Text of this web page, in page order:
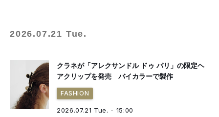
2026.07.21 Tue.
クラネが「アレクサンドル ドゥ パリ」の限定ヘ
アクリップを発売 バイカラーで製作
FASHION
2026.07.21 Tue. - 15:00